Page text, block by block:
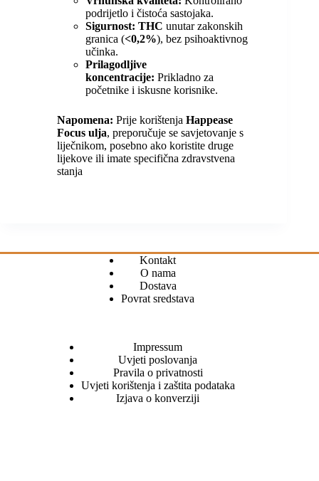
podrijetlo i čistoća sastojaka.
Sigurnost: THC unutar zakonskih
granica (<0,2%), bez psihoaktivnog
učinka.
Prilagodljive
koncentracije: Prikladno za
početnike i iskusne korisnike.
Napomena: Prije korištenja Happease
Focus ulja, preporučuje se savjetovanje s
liječnikom, posebno ako koristite druge
lijekove ili imate specifična zdravstvena
stanja
Kontakt
O nama
Dostava
Povrat sredstava
Impressum
Uvjeti poslovanja
Pravila o privatnosti
Uvjeti korištenja i zaštita podataka
Izjava o konverziji